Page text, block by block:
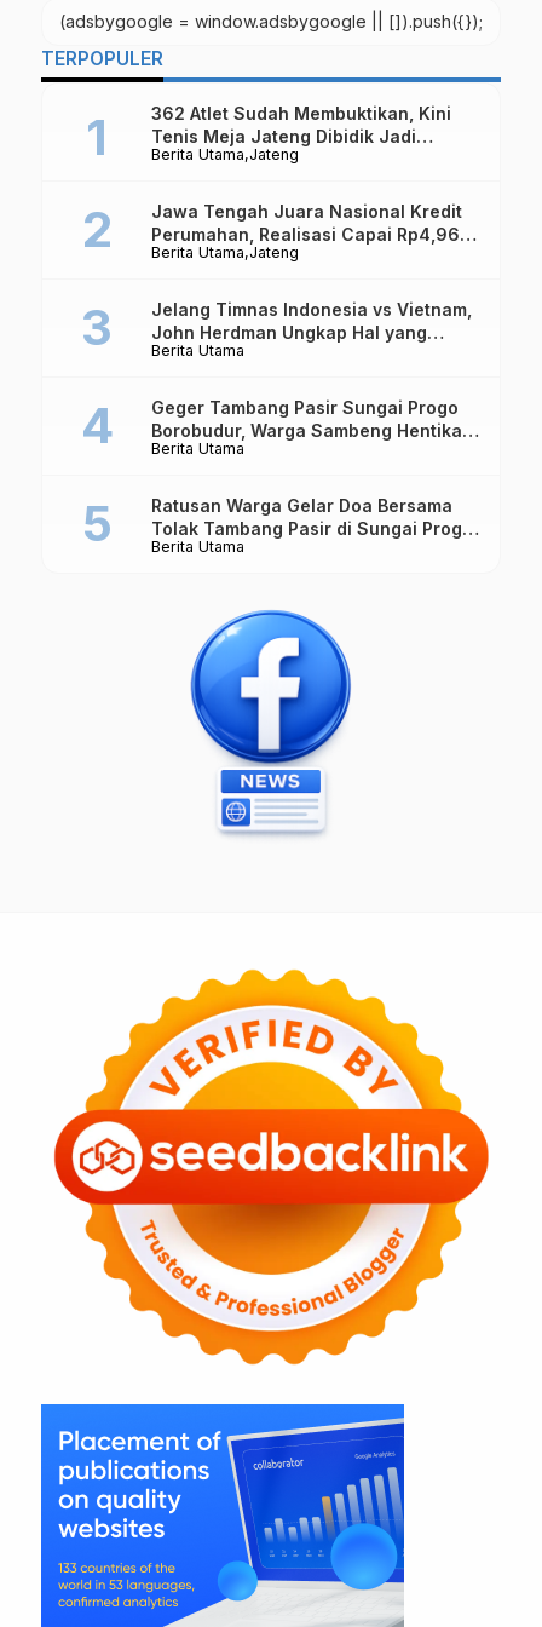
Yogyakarta
(adsbygoogle = window.adsbygoogle || []).push({});
TERPOPULER
Berita Utama Jateng
362 Atlet Sudah Membuktikan, Kini
Tenis Meja Jateng Dibidik Jadi
Kekuatan Nasional
Berita Utama Jateng
Jawa Tengah Juara Nasional Kredit
Perumahan, Realisasi Capai Rp4,96
Triliun
Berita Utama
Jelang Timnas Indonesia vs Vietnam,
John Herdman Ungkap Hal yang
Dipertaruhkan
Berita Utama
Geger Tambang Pasir Sungai Progo
Borobudur, Warga Sambeng Hentikan
Alat Berat dan Usir Truk
Berita Utama
Ratusan Warga Gelar Doa Bersama
Tolak Tambang Pasir di Sungai Progo
Borobudur